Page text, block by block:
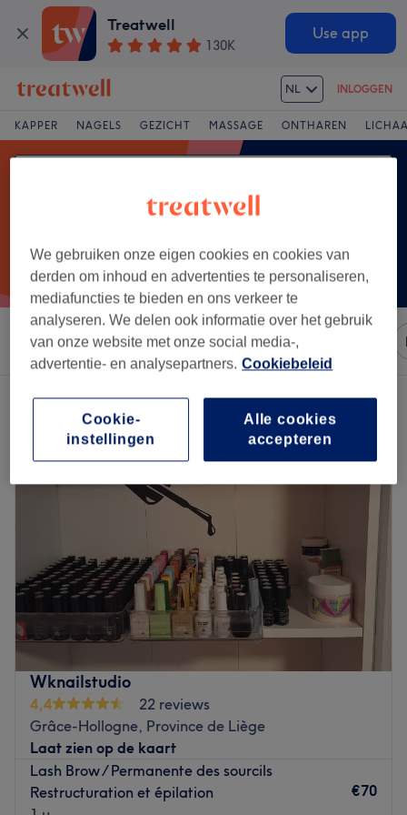
Treatwell
130K
Use app
NL INLOGGEN
KAPPER NAGELS GEZICHT MASSAGE ONTHAREN
Sorteer op Merken Salons Expresaanbiedingen
Een salon met:henna brows in Province de Liège
Wknailstudio
4,4
22 reviews
Grâce-Hollogne, Province de Liège
Laat zien op de kaart
Lash Brow / Permanente des sourcils
Restructuration et épilation
€70
We gebruiken onze eigen cookies en cookies van
derden om inhoud en advertenties te personaliseren,
mediafuncties te bieden en ons verkeer te
analyseren. We delen ook informatie over het gebruik
van onze website met onze social media-,
advertentie- en analysepartners. Cookiebeleid
Alle cookies
accepteren
Cookie-
instellingen